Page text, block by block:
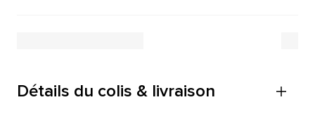
Détails du colis & livraison